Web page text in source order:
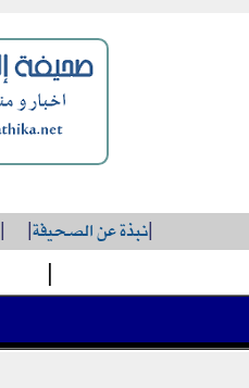
|نبذة عن الصحيفة|
|
|